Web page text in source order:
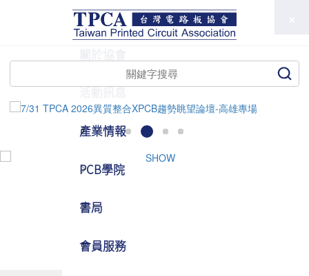
TPCA
活動訊息
產業情報
PCB學院
書局
會員服務